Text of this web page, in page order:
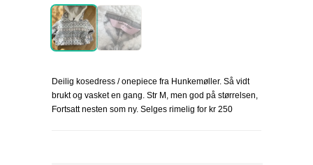
Deilig kosedress / onepiece fra Hunkemøller. Så vidt
brukt og vasket en gang. Str M, men god på størrelsen,
Fortsatt nesten som ny. Selges rimelig for kr 250